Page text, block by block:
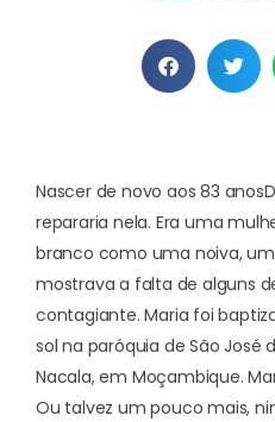
Nascer de novo aos 83 anos
repararia nela. Era uma
branco como uma noiva,
mostrava a falta de alguns
contagiante. Maria foi
sol na paróquia de São José
Nacala, em Moçambique.
Ou talvez um pouco mais,